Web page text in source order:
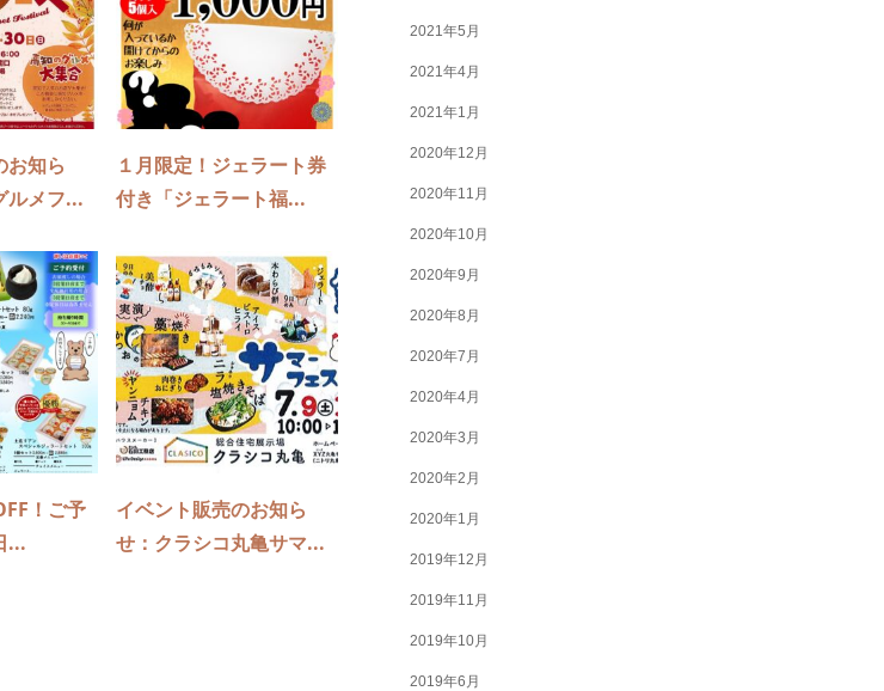
お知ら
ルメフ...
１月限定！ジェラート券
付き「ジェラート福...
！ご予
...
イベント販売のお知ら
せ：クラシコ丸亀サマ...
2021年5月
2021年4月
2021年1月
2020年12月
2020年11月
2020年10月
2020年9月
2020年8月
2020年7月
2020年4月
2020年3月
2020年2月
2020年1月
2019年12月
2019年11月
2019年10月
2019年6月